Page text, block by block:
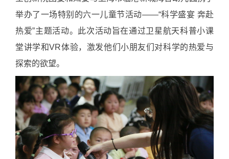
举办了一场特别的六一儿童节活动——“科学盛宴 奔赴
热爱”主题活动。此次活动旨在通过卫星航天科普小课
堂讲学和VR体验，激发他们小朋友们对科学的热爱与
探索的欲望。